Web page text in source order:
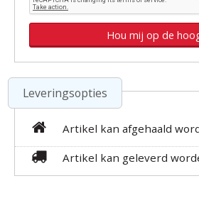
Leveringsopties
Artikel kan afgehaald
Artikel kan geleverd